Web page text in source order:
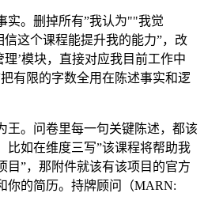
实。删掉所有”我认为""我觉
这个课程能提升我的能力”，改
理’模块，直接对应我目前工作中
有限的字数全用在陈述事实和逻
王。问卷里每一句关键陈述，都该
比如在维度三写”该课程将帮助我
目”，那附件就该有该项目的官方
你的简历。持牌顾问（MARN: